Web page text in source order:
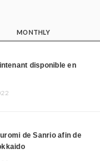
MONTHLY
disponible en
de Sanrio afin de